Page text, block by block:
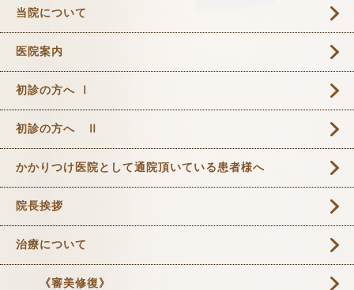
当院について
医院案内
初診の方へ Ⅰ
初診の方へ Ⅱ
かかりつけ医院として通院頂いている患者様へ
院長挨拶
治療について
《審美修復》